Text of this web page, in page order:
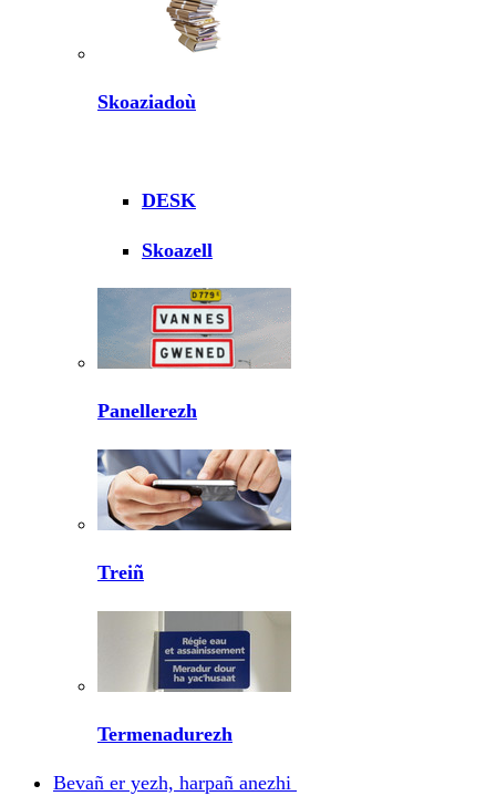
Skoaziadoù
DESK
Skoazell
Panellerezh
Treiñ
Termenadurezh
Bevañ er yezh, harpañ anezhi